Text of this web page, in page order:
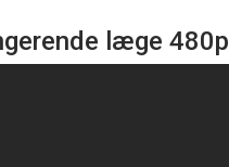
læge 480p